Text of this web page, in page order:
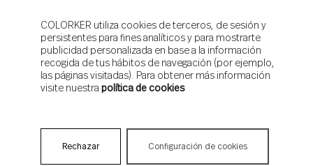
COLORKER utiliza cookies de terceros, de sesión y
persistentes para fines analíticos y para mostrarte
publicidad personalizada en base a la información
recogida de tus hábitos de navegación (por ejemplo,
las páginas visitadas). Para obtener más información
visite nuestra política de cookies
Rechazar Configuración de cookies